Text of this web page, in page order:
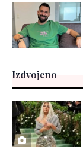
Izdvojeno